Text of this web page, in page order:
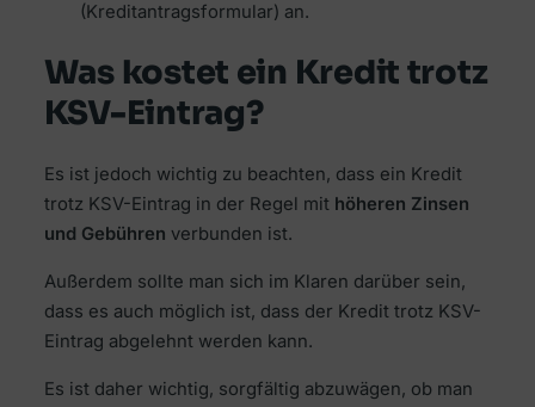
(Kreditantragsformular) an.
Was kostet ein Kredit trotz
KSV-Eintrag?
Es ist jedoch wichtig zu beachten, dass ein Kredit
trotz KSV-Eintrag in der Regel mit höheren Zinsen
und Gebühren verbunden ist.
Außerdem sollte man sich im Klaren darüber sein,
dass es auch möglich ist, dass der Kredit trotz KSV-
Eintrag abgelehnt werden kann.
Es ist daher wichtig, sorgfältig abzuwägen, ob man